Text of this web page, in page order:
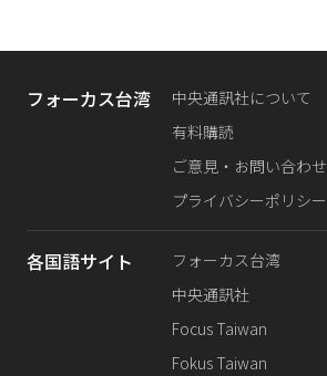
フォーカス台湾
中央通訊社について
有料購読
ご意見・お問い合わせ
プライバシーポリシー
各国語サイト
フォーカス台湾
中央通訊社
Focus Taiwan
Fokus Taiwan